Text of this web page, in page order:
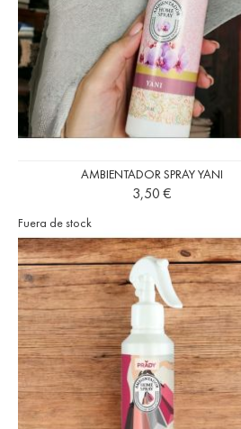
AMBIENTADOR SPRAY YANI
Precio
3,50 €
Fuera de stock